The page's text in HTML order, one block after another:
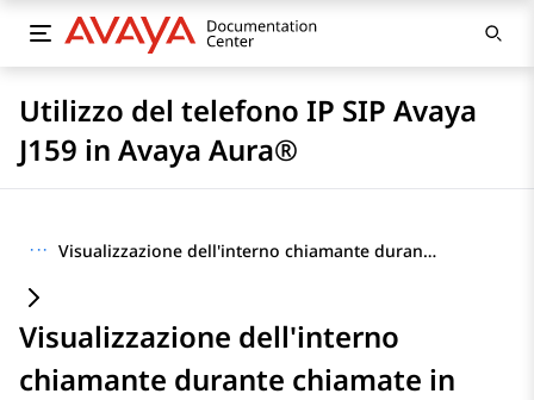
Utilizzo del telefono IP SIP Avaya
J159 in Avaya Aura®
··· Visualizzazione dell'interno chiamante durante chiamate in uscita
Visualizzazione dell'interno
chiamante durante chiamate in